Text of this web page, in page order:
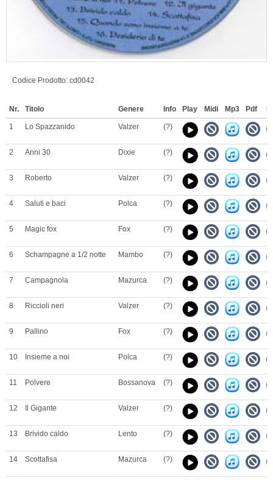
Codice Prodotto: cd0042
Nr. Titolo Genere Info Play Midi Mp3 Pdf
1 Lo Spazzanido Valzer (?)
2 Anni 30 Dixie (?)
3 Roberto Valzer (?)
4 Saluti e baci Polca (?)
5 Magic fox Fox (?)
6 Schampagne a 1/2 notte Mambo (?)
7 Campagnola Mazurca (?)
8 Riccioli neri Valzer (?)
9 Pallino Fox (?)
10 Insieme a noi Polca (?)
11 Polvere Bossanova (?)
12 Il Gigante Valzer (?)
13 Brivido caldo Lento (?)
14 Scottafisa Mazurca (?)